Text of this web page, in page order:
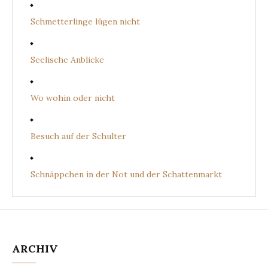
Schmetterlinge lügen nicht
Seelische Anblicke
Wo wohin oder nicht
Besuch auf der Schulter
Schnäppchen in der Not und der Schattenmarkt
ARCHIV